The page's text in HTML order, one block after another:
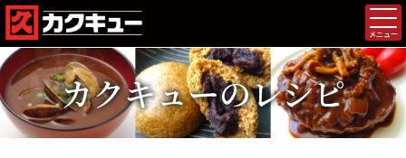
メニュー
カクキューのレシピ